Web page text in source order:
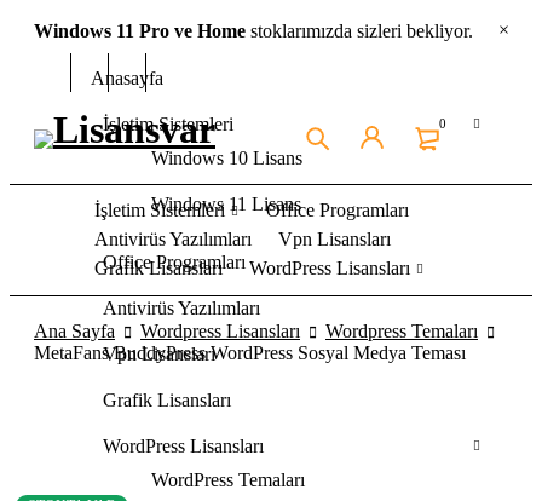
Windows 11 Pro ve Home stoklarımızda sizleri bekliyor.
Anasayfa
İşletim Sistemleri
Windows 10 Lisans
Windows 11 Lisans
Office Programları
Antivirüs Yazılımları
Vpn Lisansları
Grafik Lisansları
WordPress Lisansları
WordPress Temaları
0
İşletim Sistemleri
Office Programları
Antivirüs Yazılımları
Vpn Lisansları
Grafik Lisansları
WordPress Lisansları
Ana Sayfa Wordpress Lisansları
Wordpress Temaları
MetaFans BuddyPress WordPress Sosyal Medya Teması